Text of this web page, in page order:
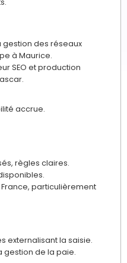
gestion des réseaux
à Maurice.
SEO et production
accrue.
règles claires.
particulièrement
externalisant la saisie.
gestion de la paie.